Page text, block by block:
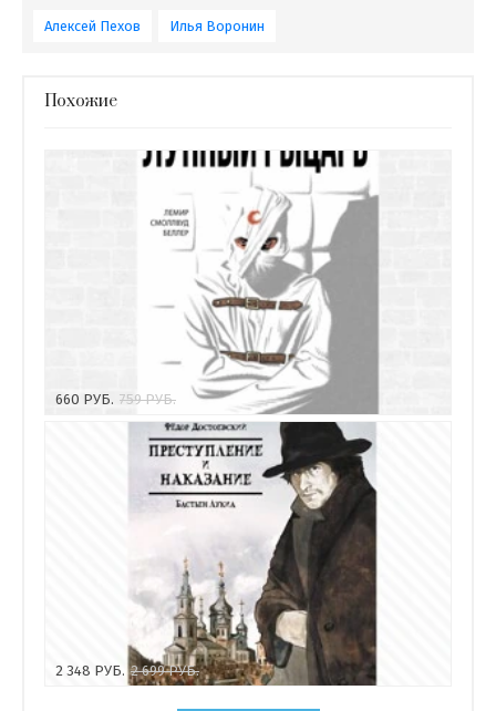
Алексей Пехов Илья Воронин
Похожие
660 РУБ. 759РУБ.
2 348 РУБ. 2 699РУБ.